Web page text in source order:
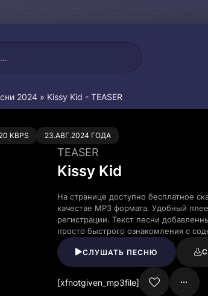
2024 » Kissy Kid - TEASER
KBPS 23.АВГ.2024 ГОДА
0
TEASER
Kissy Kid
На странице доступно бесплатное
качестве MP3 формата. Удобный
регистрации. Текст песни
просто быстрого ознакомления с
СЛУШАТЬ ПЕСНЮ
[xfnotgiven_mp3file]